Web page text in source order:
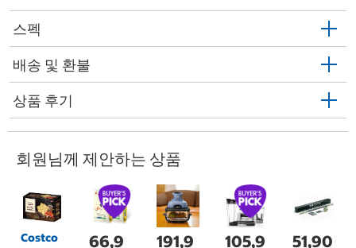
스펙
배송 및 환불
상품 후기
회원님께 제안하는 상품
Costco
66,9 191,9 105,9 51,90